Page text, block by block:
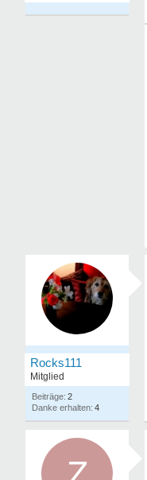
Rocks111
Mitglied
2
4